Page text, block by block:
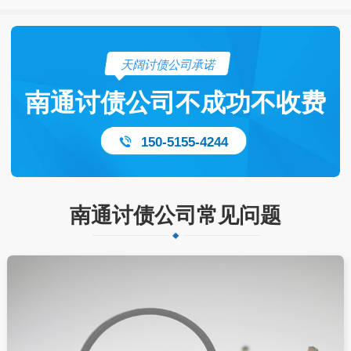
天阔讨债公司承诺
南通讨债公司不成功不收费
150-5155-4244
南通讨债公司常见问题